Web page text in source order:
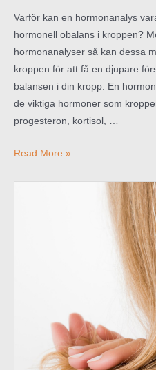
Varför kan en hormonanalys
hormonell obalans i kroppen?
hormonanalyser så kan dessa
kroppen för att få en djupare
balansen i din kropp. En
de viktiga hormoner som
progesteron, kortisol, …
Hormonanalys?
Read More »